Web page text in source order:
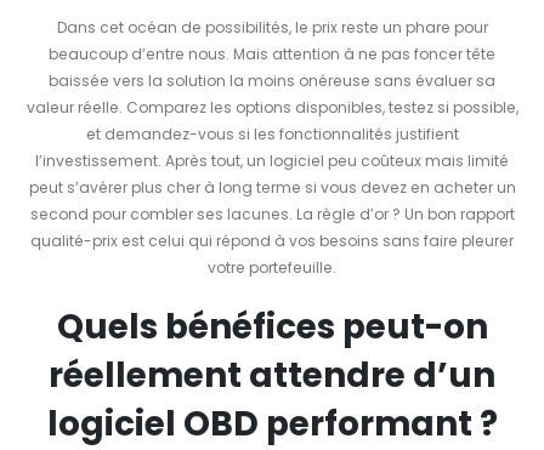
Dans cet océan de possibilités, le prix reste un phare pour
beaucoup d’entre nous. Mais attention à ne pas foncer tête
baissée vers la solution la moins onéreuse sans évaluer sa
valeur réelle. Comparez les options disponibles, testez si possible,
et demandez-vous si les fonctionnalités justifient
l’investissement. Après tout, un logiciel peu coûteux mais limité
peut s’avérer plus cher à long terme si vous devez en acheter un
second pour combler ses lacunes. La règle d’or ? Un bon rapport
qualité-prix est celui qui répond à vos besoins sans faire pleurer
votre portefeuille.
Quels bénéfices peut-on
réellement attendre d’un
logiciel OBD performant ?